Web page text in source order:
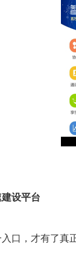
设平台
口，才有了真